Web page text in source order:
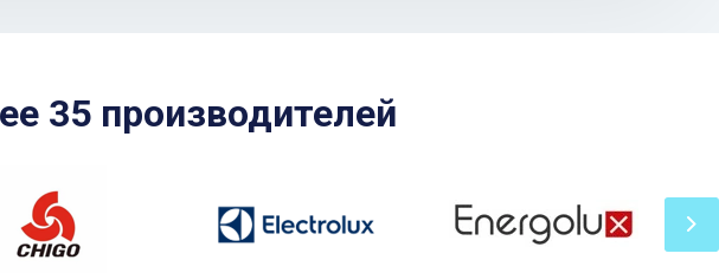
35 производителей